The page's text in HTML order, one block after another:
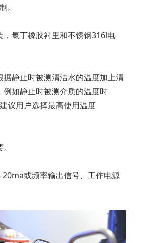
。
氯丁橡胶衬里和不锈钢316l电
静止时被测清洁水的温度加上清
例如静止时被测介质的温度时
议用户选择最高使用温度
或频率输出信号、工作电源